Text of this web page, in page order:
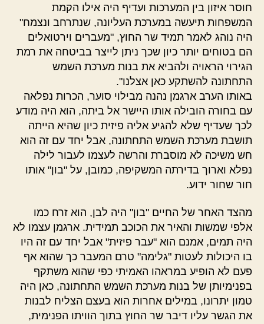
חוסר איזון בין המערכות ועדיף היה אילו הקמת
המשפחות תיעשה במערכת העליונה, שנתרחב ונצמח"
היה נוהג לאמר תמיד שר החוץ, "מעברים וירטואלים
הם בטוחים יותר כיון שכך ניתן לייצר בביטחה את רמת
הגירוי הראויה ולהביא את בנות מערכת השמש
התחתונה להשתקע כאן אצלנו".
באותו הערב ארגמן נהנה מבילוי סוער, הכרות נפלאה
עם בחורה הובילה אותו היישר אל ביתה, הוא היה מודע
לכך שעדיף שלא להגיע אליה פיזית כיון שהיא הייתה
תושבת מערכת השמש התחתונה, אבל יחד עם זה הוא
חש משיכה לא מוסברת והרשה לעצמו לעבור לילה
נפלא וארוך בדירתה המשקיפה, כמובן, על "בון" אותו
חור שחור ידוע.
מהצד האחר של החיים "בון" היה לבן, הוא זרח כמו
אלפי שמשות והאיר את הכוכב תמידית. ארגמן עצמו לא
היה תמים, אמנם הוא "עבר פיזית" אבל יחד עם זה היו
בו היכולות לעטות "גלימה" טרם המעבר כך שהוא אף
פעם לא הופיע במראהו האמיתי כפי שהוא משתקף
בפנימיותן של בנות מערכת השמש התחתונה, כאן היה
טמון יתרונו, במילים אחרות הוא בעצם הצליח לבנות
את הגשר עליו דיבר שר החוץ בתוך הוויתו הפנימית,